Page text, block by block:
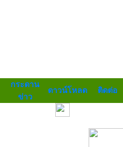
กระดาน
ข่าว
ดาวน์โหลด ติดต่อ